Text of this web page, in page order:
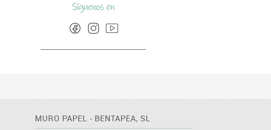
MURO PAPEL - BENTAPEA, SL